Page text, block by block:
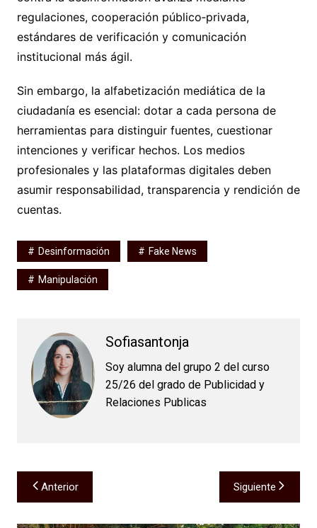
regulaciones, cooperación público‑privada,
estándares de verificación y comunicación
institucional más ágil.
Sin embargo, la alfabetización mediática de la
ciudadanía es esencial: dotar a cada persona de
herramientas para distinguir fuentes, cuestionar
intenciones y verificar hechos. Los medios
profesionales y las plataformas digitales deben
asumir responsabilidad, transparencia y rendición de
cuentas.
Desinformación Fake News
Manipulación
Sofiasantonja
Soy alumna del grupo 2 del curso
25/26 del grado de Publicidad y
Relaciones Publicas
Navegación
de
Anterior Siguiente